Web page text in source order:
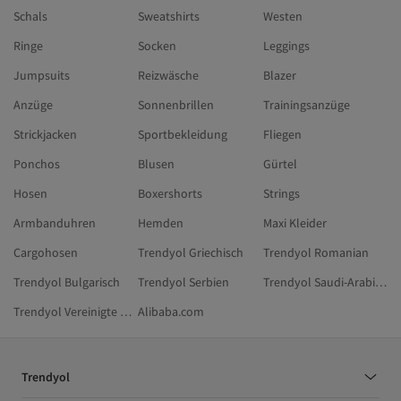
Schals
Sweatshirts
Westen
Ringe
Socken
Leggings
Jumpsuits
Reizwäsche
Blazer
Anzüge
Sonnenbrillen
Trainingsanzüge
Strickjacken
Sportbekleidung
Fliegen
Ponchos
Blusen
Gürtel
Hosen
Boxershorts
Strings
Armbanduhren
Hemden
Maxi Kleider
Cargohosen
Trendyol Griechisch
Trendyol Romanian
Trendyol Bulgarisch
Trendyol Serbien
Trendyol Saudi-Arabien
Trendyol Vereinigte Arabische Emirate Alibaba.com
Trendyol